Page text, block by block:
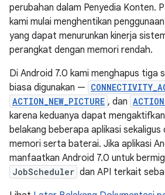
perubahan dalam Penyedia Konten.
kami mulai menghentikan
yang dapat menurunkan kinerja
perangkat dengan memori rendah.
Di Android 7.0 kami menghapus tiga
biasa digunakan —
ACTION_NEW_PICTURE , dan
karena keduanya dapat
belakang beberapa aplikasi sekaligus
memori serta baterai. Jika aplikasi
manfaatkan Android 7.0 untuk
JobScheduler dan API terkait